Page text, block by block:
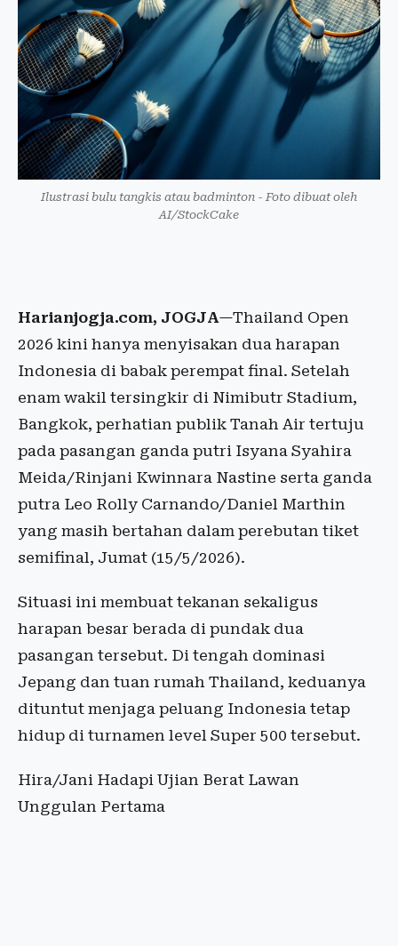
Ilustrasi bulu tangkis atau badminton - Foto dibuat oleh
AI/StockCake
Harianjogja.com, JOGJA—Thailand Open
2026 kini hanya menyisakan dua harapan
Indonesia di babak perempat final. Setelah
enam wakil tersingkir di Nimibutr Stadium,
Bangkok, perhatian publik Tanah Air tertuju
pada pasangan ganda putri Isyana Syahira
Meida/Rinjani Kwinnara Nastine serta ganda
putra Leo Rolly Carnando/Daniel Marthin
yang masih bertahan dalam perebutan tiket
semifinal, Jumat (15/5/2026).
Situasi ini membuat tekanan sekaligus
harapan besar berada di pundak dua
pasangan tersebut. Di tengah dominasi
Jepang dan tuan rumah Thailand, keduanya
dituntut menjaga peluang Indonesia tetap
hidup di turnamen level Super 500 tersebut.
Hira/Jani Hadapi Ujian Berat Lawan
Unggulan Pertama